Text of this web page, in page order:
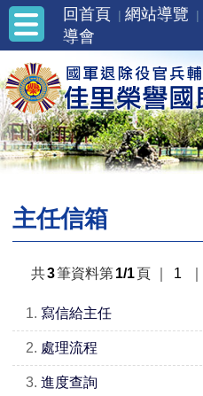
回首頁 網站導覽
導會
主任信箱
共3筆資料第1/1頁 1
1. 寫信給主任
2. 處理流程
3. 進度查詢